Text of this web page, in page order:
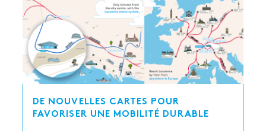
DE NOUVELLES CARTES POUR
FAVORISER UNE MOBILITÉ DURABLE